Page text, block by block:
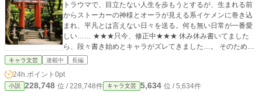
トラウマで、目立たない人生を歩もうとするが、生まれる前
からストーカーの神様とオーラが見える系イケメンに巻き込
まれ、平凡とは言えない日々を送る。何も無い日常が一番愛
しい…… ★★★只今、修正中★★★ 休み休み書いてました
ら、段々書き始めとキャラがズレてきました…。 そのため、
ちょっと見直しております。 細かな変更のため、ストーリー
はご迷惑お掛けして申し訳ございません。
キャラ文芸 連載中 長編
24h.ポイント 0pt
小説 228,748 位 / 228,748件 キャラ文芸 5,634 位 / 5,634件